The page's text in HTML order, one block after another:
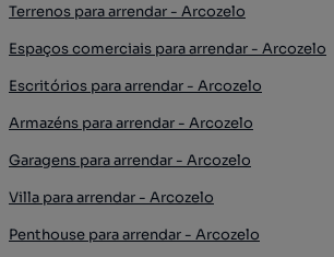
Terrenos para arrendar - Arcozelo
Espaços comerciais para arrendar - Arcozelo
Escritórios para arrendar - Arcozelo
Armazéns para arrendar - Arcozelo
Garagens para arrendar - Arcozelo
Villa para arrendar - Arcozelo
Penthouse para arrendar - Arcozelo